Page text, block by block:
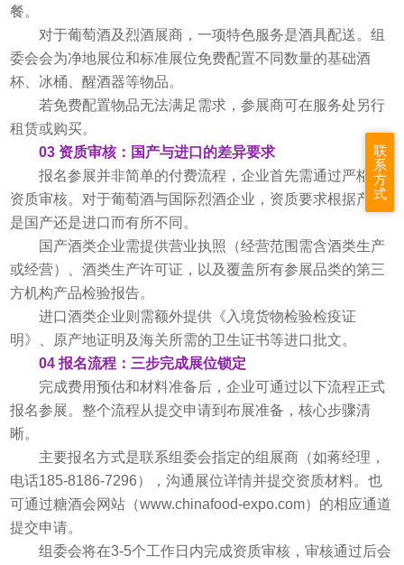
餐。
对于葡萄酒及烈酒展商，一项特色服务是酒具配送。组
委会会为净地展位和标准展位免费配置不同数量的基础酒
杯、冰桶、醒酒器等物品。
若免费配置物品无法满足需求，参展商可在服务处另行
租赁或购买。
03 资质审核：国产与进口的差异要求
报名参展并非简单的付费流程，企业首先需通过严格的
资质审核。对于葡萄酒与国际烈酒企业，资质要求根据产品
是国产还是进口而有所不同。
国产酒类企业需提供营业执照（经营范围需含酒类生产
或经营）、酒类生产许可证，以及覆盖所有参展品类的第三
方机构产品检验报告。
进口酒类企业则需额外提供《入境货物检验检疫证
明》、原产地证明及海关所需的卫生证书等进口批文。
04 报名流程：三步完成展位锁定
完成费用预估和材料准备后，企业可通过以下流程正式
报名参展。整个流程从提交申请到布展准备，核心步骤清
晰。
主要报名方式是联系组委会指定的组展商（如蒋经理，
电话185-8186-7296），沟通展位详情并提交资质材料。也
可通过糖酒会网站（www.chinafood-expo.com）的相应通道
提交申请。
组委会将在3-5个工作日内完成资质审核，审核通过后会
联
系
方
式